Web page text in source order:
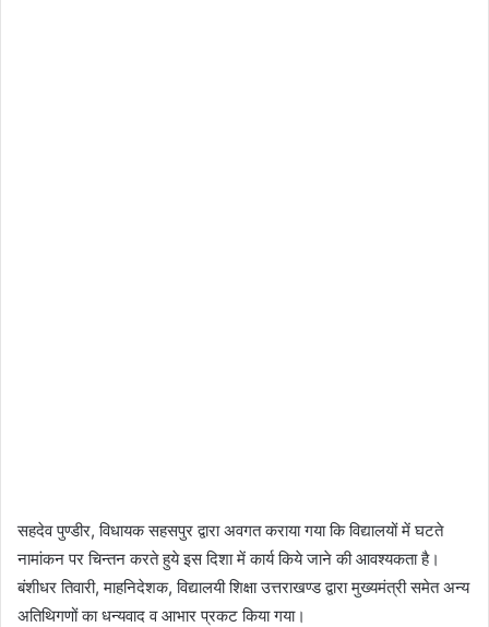
सहदेव पुण्डीर, विधायक सहसपुर द्वारा अवगत कराया गया कि विद्यालयों में घटते
नामांकन पर चिन्तन करते हुये इस दिशा में कार्य किये जाने की आवश्यकता है।
बंशीधर तिवारी, माहनिदेशक, विद्यालयी शिक्षा उत्तराखण्ड द्वारा मुख्यमंत्री समेत अन्य
अतिथिगणों का धन्यवाद व आभार प्रकट किया गया।